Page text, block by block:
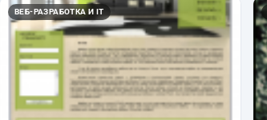
ВЕБ-РАЗРАБОТКА И IT